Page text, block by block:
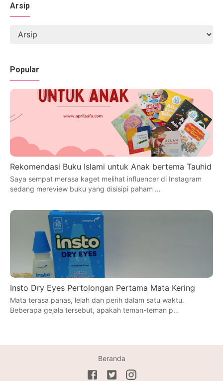
Arsip
Popular
Rekomendasi Buku Islami untuk Anak bertema Tauhid
Saya sempat merasa kaget melihat influencer di Instagram
sedang mereview buku yang disisipi paham …
Insto Dry Eyes Pertolongan Pertama Mata Kering
Mata terasa panas, lelah dan perih dalam satu waktu.
Beberapa gejala tersebut, apakah teman-teman p…
Beranda